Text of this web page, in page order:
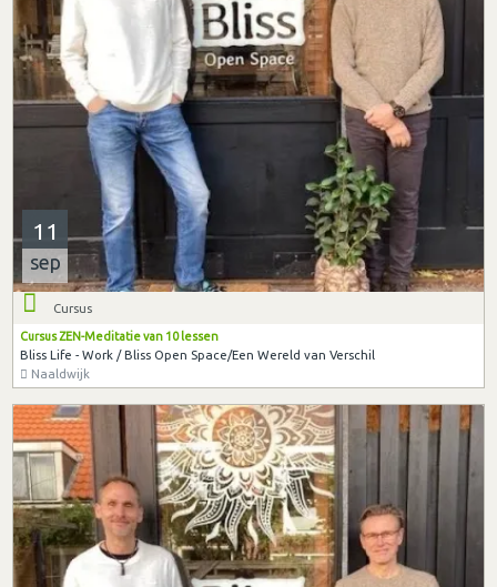
11
sep
Cursus
Cursus ZEN-Meditatie van 10 lessen
Bliss Life - Work / Bliss Open Space/Een Wereld van Verschil
Naaldwijk